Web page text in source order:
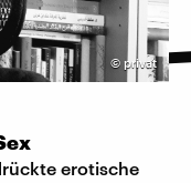
© privat
erotische